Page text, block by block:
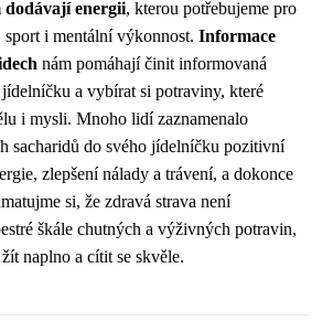
dodávají energii, kterou potřebujeme pro
i mentální výkonnost. Informace
nám pomáhají činit informovaná
a vybírat si potraviny, které
i mysli. Mnoho lidí zaznamenalo
sacharidů do svého jídelníčku pozitivní
zlepšení nálady a trávení, a dokonce
si, že zdravá strava není
škále chutných a výživných potravin,
naplno a cítit se skvěle.